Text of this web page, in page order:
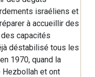
israéliens et
à accueillir des
capacités
déstabilisé tous les
1970, quand la
Hezbollah et ont